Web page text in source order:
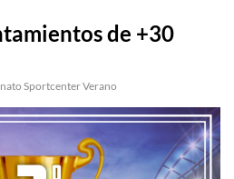
de +30
Sportcenter Verano